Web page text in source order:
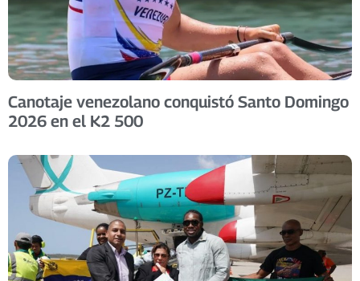
Canotaje venezolano conquistó Santo Domingo
2026 en el K2 500 ​